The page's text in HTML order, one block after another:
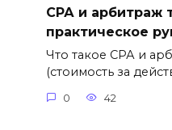
СРА и арбитраж
практическое
Что такое СРА и
(стоимость за
0 42